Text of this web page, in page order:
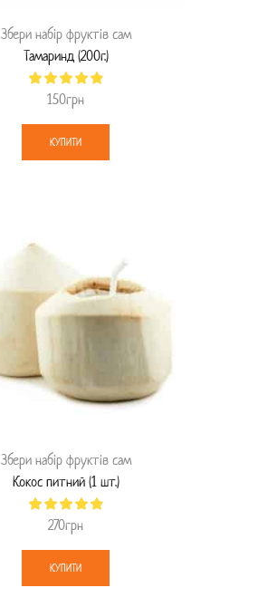
Збери набір фруктів сам
Тамаринд (200г.)
150грн
КУПИТИ
Збери набір фруктів сам
Кокос питний (1 шт.)
270грн
КУПИТИ